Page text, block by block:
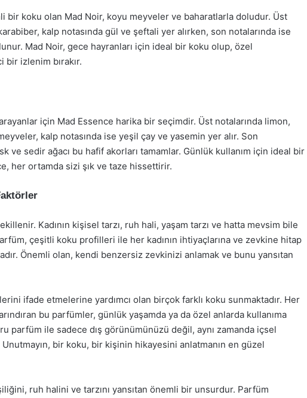
bir koku olan Mad Noir, koyu meyveler ve baharatlarla doludur. Üst
kalp notasında gül ve şeftali yer alırken, son notalarında ise
Mad Noir, gece hayranları için ideal bir koku olup, özel
izlenim bırakır.
için Mad Essence harika bir seçimdir. Üst notalarında limon,
kalp notasında ise yeşil çay ve yasemin yer alır. Son
ve sedir ağacı bu hafif akorları tamamlar. Günlük kullanım için ideal bir
her ortamda sizi şık ve taze hissettirir.
Kadının kişisel tarzı, ruh hali, yaşam tarzı ve hatta mevsim bile
çeşitli koku profilleri ile her kadının ihtiyaçlarına ve zevkine hitap
Önemli olan, kendi benzersiz zevkinizi anlamak ve bunu yansıtan
ifade etmelerine yardımcı olan birçok farklı koku sunmaktadır. Her
bu parfümler, günlük yaşamda ya da özel anlarda kullanıma
parfüm ile sadece dış görünümünüzü değil, aynı zamanda içsel
Unutmayın, bir koku, bir kişinin hikayesini anlatmanın en güzel
ruh halini ve tarzını yansıtan önemli bir unsurdur. Parfüm